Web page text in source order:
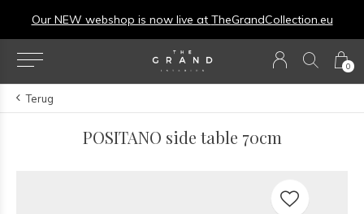
0
Our NEW webshop is now live at TheGrandCollection.eu
Terug
POSITANO side table 70cm